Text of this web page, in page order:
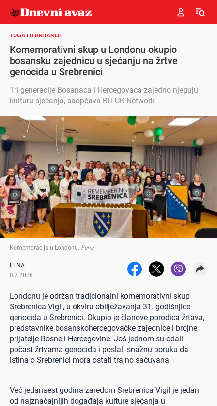
TUGA I U BRITANIJI
Komemorativni skup u Londonu okupio
bosansku zajednicu u sjećanju na žrtve
genocida u Srebrenici
Tri generacije Bosanaca i Hercegovaca zajedno njeguju
kulturu sjećanja, saopćava BH UK Network
Komemoracija u Londonu Fena
FENA
8.7.2026
Londonu je održan tradicionalni komemorativni skup
Srebrenica Vigil, u okviru obilježavanja 31. godišnjice
genocida u Srebrenici. Okupio je članove porodica žrtava,
predstavnike bosanskohercegovačke zajednice i brojne
prijatelje Bosne i Hercegovine. Još jednom su odali
počast žrtvama genocida i poslali snažnu poruku da
istina o Srebrenici mora ostati trajno sačuvana.
Već jedanaest godina zaredom Srebrenica Vigil je jedan
od najznačajnijih događaja kulture sjećanja u